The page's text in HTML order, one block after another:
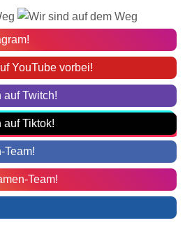
YouTube vorbei!
auf Twitch!
auf Tiktok!
Team!
Team!